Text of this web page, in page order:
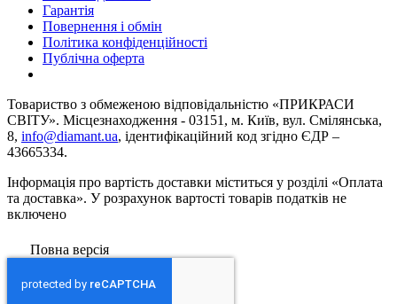
Гарантія
Повернення і обмін
Політика конфіденційності
Публічна оферта
Товариство з обмеженою вiдповiдальнiстю «ПРИКРАСИ
СВІТУ». Місцезнаходження - 03151, м. Київ, вул. Смілянська,
8, info@diamant.ua, ідентифікаційний код згідно ЄДР –
43665334.
Інформація про вартість доставки міститься у розділі «Оплата
та доставка». У розрахунок вартості товарів податків не
включено
Повна версія